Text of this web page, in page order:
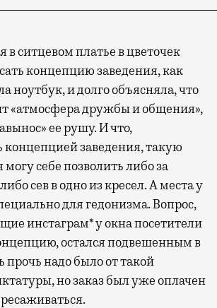
ситцевом платье в цветочек
концепцию заведения, как
ноутбук, и долго объясняла, что
«атмосфера дружбы и общения»,
ее рушу. И что,
концепцией заведения, такую
себе позволить либо за
сев в одно из кресел. А места у
для гедонизма. Вопрос,
инстаграм* у окна посетители
остался подвешенным в
прочь надо было от такой
но заказ был уже оплачен